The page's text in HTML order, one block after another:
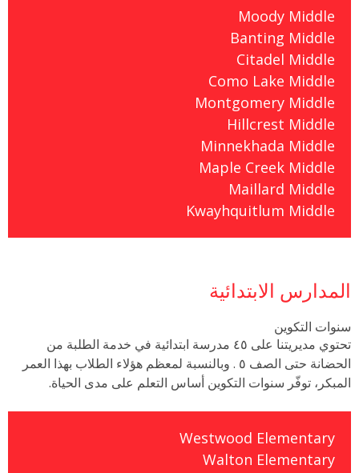
Moody Middle
Banting Middle
Citadel Middle
Como Lake Middle
Montgomery Middle
Hillcrest Middle
Minnekhada Middle
Maple Creek Middle
Maillard Middle
Kwayhquitlum Middle
المدارس الابتدائية
سنوات التكوين
تحتوي مديريتنا على ٤٥ مدرسة ابتدائية في خدمة الطلبة من
الحضانة حتى الصف ٥ . وبالنسبة لمعظم هؤلاء الطلاب بهذا العمر
المبكر، توفّر سنوات التكوين أساس التعلم على مدى الحياة.
Westwood Elementary
Walton Elementary